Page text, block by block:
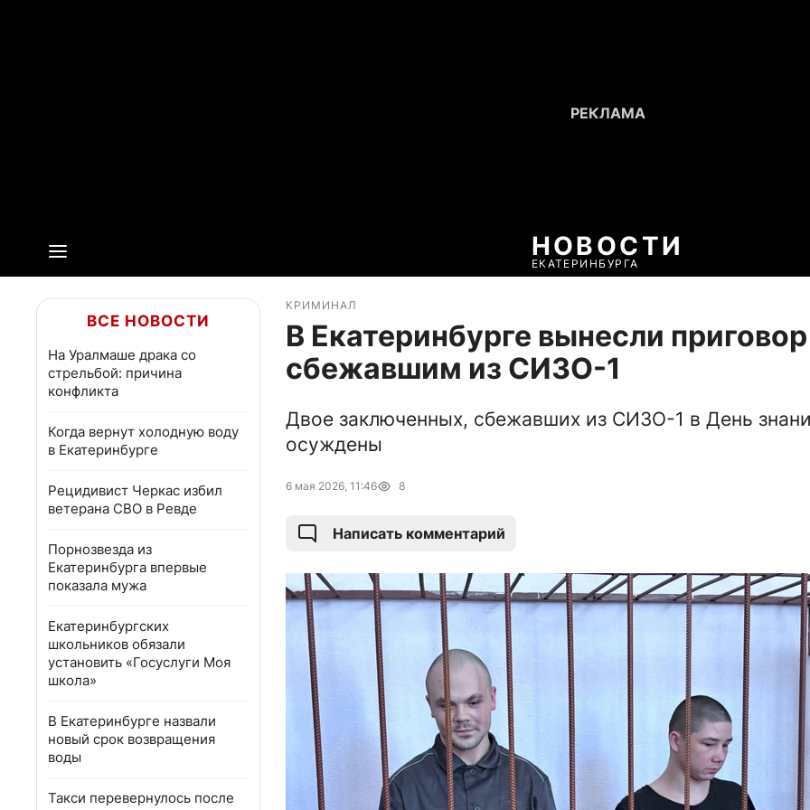
НОВОСТИ
ЕКАТЕРИНБУРГА
ВСЕ НОВОСТИ
На Уралмаше драка со
стрельбой: причина
конфликта
Когда вернут холодную воду
в Екатеринбурге
Рецидивист Черкас избил
ветерана СВО в Ревде
Порнозвезда из
Екатеринбурга впервые
показала мужа
Екатеринбургских
школьников обязали
установить «Госуслуги Моя
школа»
В Екатеринбурге назвали
новый срок возвращения
воды
Такси перевернулось после
КРИМИНАЛ
В Екатеринбурге вынесли приговор
сбежавшим из СИЗО-1
Двое заключенных, сбежавших из СИЗО-1 в День
осуждены
6 мая 2026, 11:46 8
Написать комментарий